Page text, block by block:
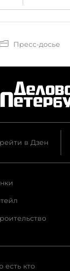
Пресс-досье
в Дзен
есть кто